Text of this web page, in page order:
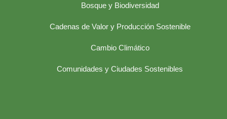
Bosque y Biodiversidad
Cadenas de Valor y Producción Sostenible
Cambio Climático
Comunidades y Ciudades Sostenibles